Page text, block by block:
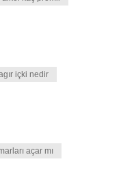
içki nedir
açar mı